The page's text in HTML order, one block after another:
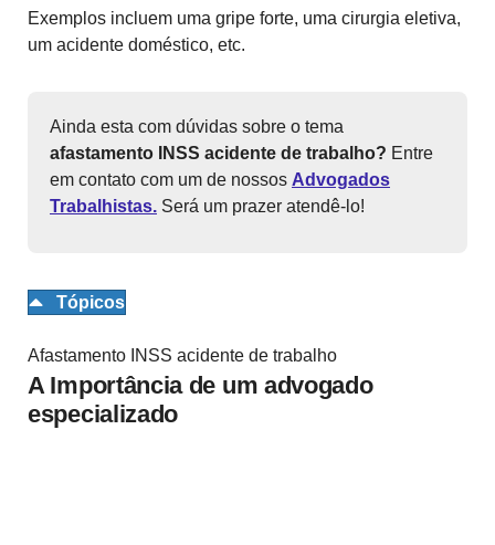
Exemplos incluem uma gripe forte, uma cirurgia eletiva,
um acidente doméstico, etc.
Ainda esta com dúvidas sobre o tema
afastamento INSS acidente de trabalho? Entre
em contato com um de nossos Advogados
Trabalhistas. Será um prazer atendê-lo!
Tópicos
Afastamento INSS acidente de trabalho
A Importância de um advogado
especializado